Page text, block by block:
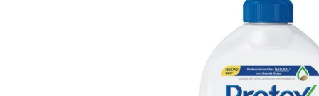
Tinturas & coloración
Tratamientos